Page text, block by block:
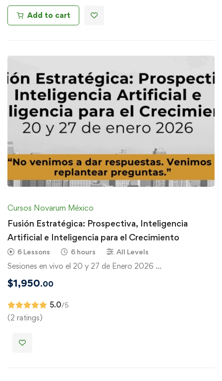
Add to cart
Cursos Novarum México
Fusión Estratégica: Prospectiva, Inteligencia
Artificial e Inteligencia para el Crecimiento
6 Lessons 6 hours All Levels
Sesiones en vivo el 20 y 27 de Enero 2026 …
$1,950.00
5.0/5
(2 ratings)